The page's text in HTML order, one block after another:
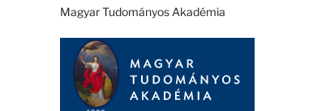
Magyar Tudományos Akadémia